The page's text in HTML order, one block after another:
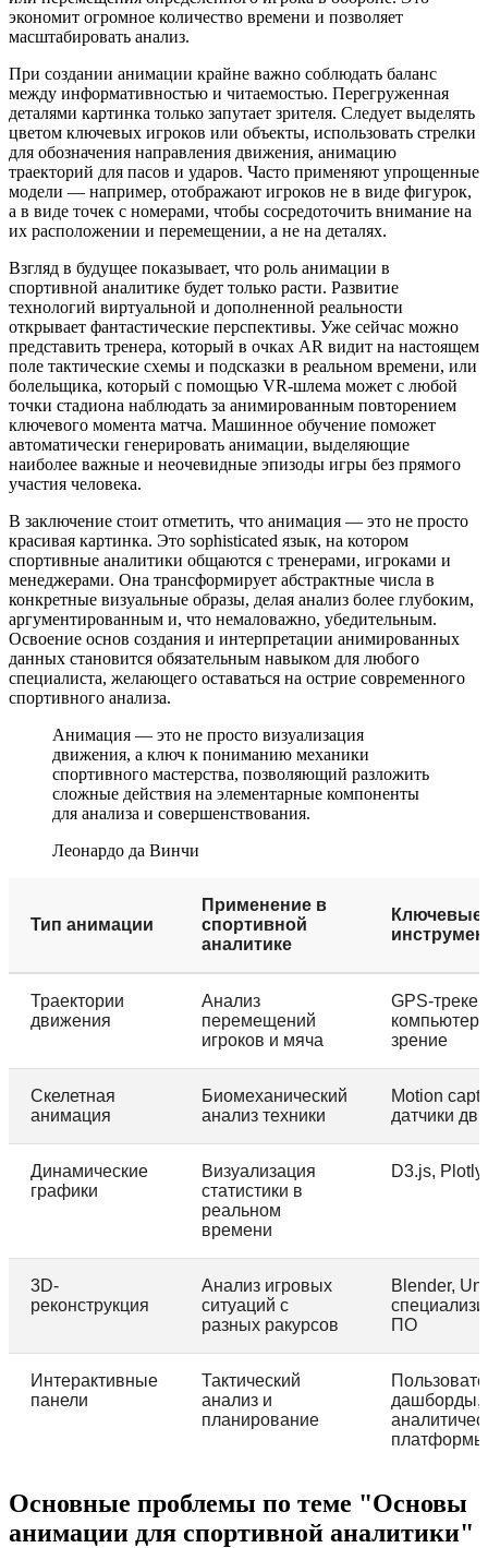
экономит огромное количество времени и позволяет
масштабировать анализ.
При создании анимации крайне важно соблюдать баланс
между информативностью и читаемостью. Перегруженная
деталями картинка только запутает зрителя. Следует выделять
цветом ключевых игроков или объекты, использовать стрелки
для обозначения направления движения, анимацию
траекторий для пасов и ударов. Часто применяют упрощенные
модели — например, отображают игроков не в виде фигурок,
а в виде точек с номерами, чтобы сосредоточить внимание на
их расположении и перемещении, а не на деталях.
Взгляд в будущее показывает, что роль анимации в
спортивной аналитике будет только расти. Развитие
технологий виртуальной и дополненной реальности
открывает фантастические перспективы. Уже сейчас можно
представить тренера, который в очках AR видит на настоящем
поле тактические схемы и подсказки в реальном времени, или
болельщика, который с помощью VR-шлема может с любой
точки стадиона наблюдать за анимированным повторением
ключевого момента матча. Машинное обучение поможет
автоматически генерировать анимации, выделяющие
наиболее важные и неочевидные эпизоды игры без прямого
участия человека.
В заключение стоит отметить, что анимация — это не просто
красивая картинка. Это sophisticated язык, на котором
спортивные аналитики общаются с тренерами, игроками и
менеджерами. Она трансформирует абстрактные числа в
конкретные визуальные образы, делая анализ более глубоким,
аргументированным и, что немаловажно, убедительным.
Освоение основ создания и интерпретации анимированных
данных становится обязательным навыком для любого
специалиста, желающего оставаться на острие современного
спортивного анализа.
Анимация — это не просто визуализация
движения, а ключ к пониманию механики
спортивного мастерства, позволяющий разложить
сложные действия на элементарные компоненты
для анализа и совершенствования.
Леонардо да Винчи
Тип анимации
Применение в
спортивной
аналитике
Ключевые
Траектории
движения
Анализ
перемещений
игроков и мяча
GPS-
зрение
Скелетная
анимация
Биомеханический
анализ техники
Motion
датчики
Динамические
графики
Визуализация
статистики в
реальном
времени
D3.js,
3D-
реконструкция
Анализ игровых
ситуаций с
разных ракурсов
Blender,
ПО
Интерактивные
панели
Тактический
анализ и
планирование
дашборды,
платформы
Основные проблемы по теме "Основы
анимации для спортивной аналитики"